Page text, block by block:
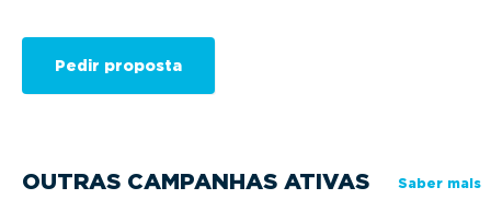
OUTRAS CAMPANHAS ATIVAS
Saber mais